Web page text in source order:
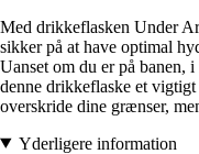
Med drikkeflasken Under
sikker på at have optimal
Uanset om du er på banen,
denne drikkeflaske et
overskride dine grænser,
Yderligere information